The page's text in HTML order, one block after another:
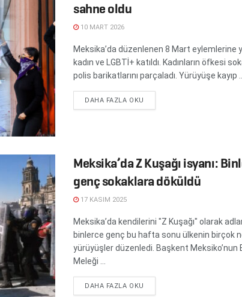
sahne oldu
10 MART 2026
Meksika’da düzenlenen 8 Mart eylemlerine
kadın ve LGBTİ+ katıldı. Kadınların öfkesi
polis barikatlarını parçaladı. Yürüyüşe kayıp
DAHA FAZLA OKU
Meksika’da Z Kuşağı isyanı:
genç sokaklara döküldü
17 KASIM 2025
Meksika’da kendilerini "Z Kuşağı" olarak
binlerce genç bu hafta sonu ülkenin birçok
yürüyüşler düzenledi. Başkent Meksiko’nun
Meleği ...
DAHA FAZLA OKU